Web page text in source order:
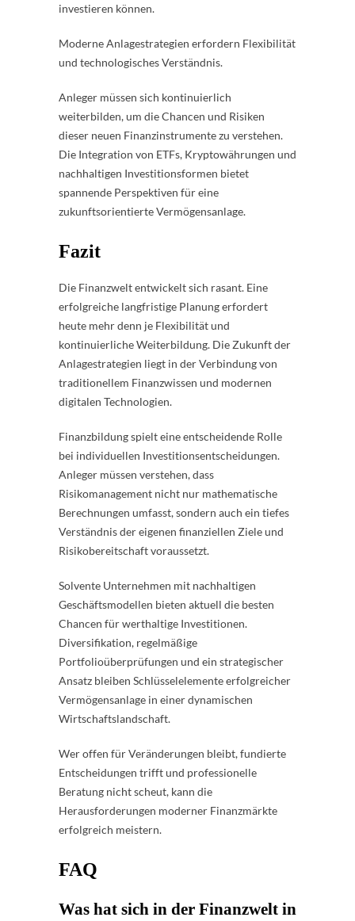
investieren können.
Moderne Anlagestrategien erfordern Flexibilität
und technologisches Verständnis.
Anleger müssen sich kontinuierlich
weiterbilden, um die Chancen und Risiken
dieser neuen Finanzinstrumente zu verstehen.
Die Integration von ETFs, Kryptowährungen und
nachhaltigen Investitionsformen bietet
spannende Perspektiven für eine
zukunftsorientierte Vermögensanlage.
Fazit
Die Finanzwelt entwickelt sich rasant. Eine
erfolgreiche langfristige Planung erfordert
heute mehr denn je Flexibilität und
kontinuierliche Weiterbildung. Die Zukunft der
Anlagestrategien liegt in der Verbindung von
traditionellem Finanzwissen und modernen
digitalen Technologien.
Finanzbildung spielt eine entscheidende Rolle
bei individuellen Investitionsentscheidungen.
Anleger müssen verstehen, dass
Risikomanagement nicht nur mathematische
Berechnungen umfasst, sondern auch ein tiefes
Verständnis der eigenen finanziellen Ziele und
Risikobereitschaft voraussetzt.
Solvente Unternehmen mit nachhaltigen
Geschäftsmodellen bieten aktuell die besten
Chancen für werthaltige Investitionen.
Diversifikation, regelmäßige
Portfolioüberprüfungen und ein strategischer
Ansatz bleiben Schlüsselelemente erfolgreicher
Vermögensanlage in einer dynamischen
Wirtschaftslandschaft.
Wer offen für Veränderungen bleibt, fundierte
Entscheidungen trifft und professionelle
Beratung nicht scheut, kann die
Herausforderungen moderner Finanzmärkte
erfolgreich meistern.
FAQ
Was hat sich in der Finanzwelt in